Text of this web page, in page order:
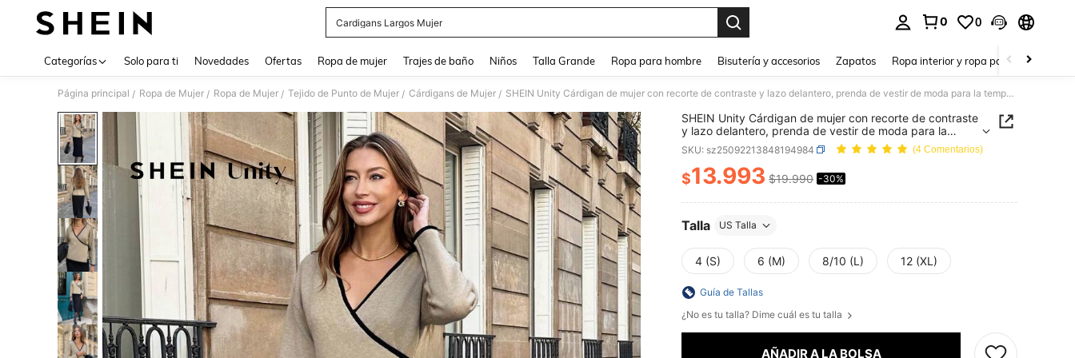
Cardigans Largos Mujer
0 0
Categorías Solo para ti Novedades Ofertas Ropa de mujer Trajes de baño Niños Talla Grande Ropa para hombre Bisutería y accesorios Zapatos Ropa interior y ropa para dormir
Página principal / Ropa de Mujer / Ropa de Mujer / Tejido de Punto de Mujer / Cárdigans de Mujer / SHEIN Unity Cárdigan de mujer con recorte de contraste y lazo delantero, prenda de vestir de moda para la temporada de regreso a clases, otoño/invierno
SHEIN Unity Cárdigan de mujer con recorte de contraste
y lazo delantero, prenda de vestir de moda para la
temporada de regreso a clases, otoño/invierno
SKU: sz25092213848194984 (4 Comentarios)
PRICE AND AVAILABILITY
$13.993 $19.990 -30%
Talla US Talla
4 (S) 6 (M) 8/10 (L) 12 (XL)
Guía de Tallas
¿No es tu talla? Dime cuál es tu talla
AÑADIR A LA BOLSA